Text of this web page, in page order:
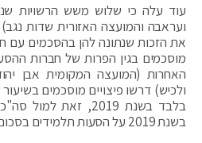
עוד עלה כי שלוש משש הרשויות
את הזכות שנתונה להן בהסכמים עם
מוסכמים בגין הפרות של חברות
האחרות (המועצה המקומית אבן
בלבד בשנת 2019, זאת
בשנת 2019 על הסעות תלמידים בסכום כולל של כ- 61 מלש"ח.